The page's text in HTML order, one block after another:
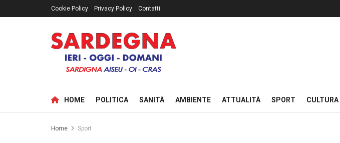
Cookie Policy Privacy Policy Contatti
HOME POLITICA SANITÀ AMBIENTE ATTUALITÀ SPORT CULTURA
Home Sport